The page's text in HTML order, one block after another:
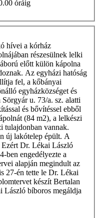
óráig
hívei a kórház
részesülnek lelki
előtt külön kápolna
Az egyházi hatóság
fel, a kőbányai
egyházközséget és
u. 73/a. sz. alatti
és bővítéssel ebből
(84 m2), a lelkészi
tulajdonban vannak.
új lakótelep épült. A
Dr. Lékai László
ben engedélyezte a
alapján megindult az
27-én tette le Dr. Lékai
készít Bertalan
László bíboros megáldja